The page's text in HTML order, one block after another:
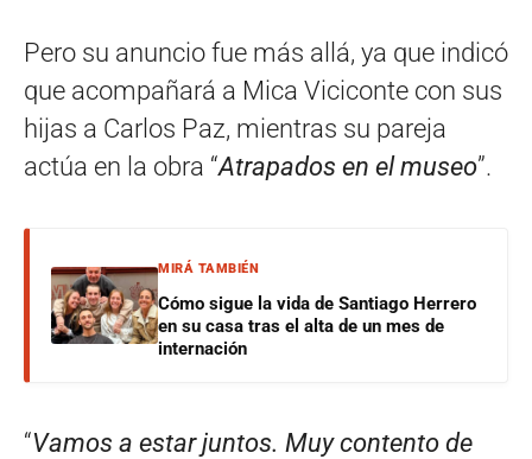
Pero su anuncio fue más allá, ya que indicó
que acompañará a Mica Viciconte con sus
hijas a Carlos Paz, mientras su pareja
actúa en la obra “Atrapados en el museo”.
MIRÁ TAMBIÉN
Cómo sigue la vida de Santiago Herrero
en su casa tras el alta de un mes de
internación
“Vamos a estar juntos. Muy contento de